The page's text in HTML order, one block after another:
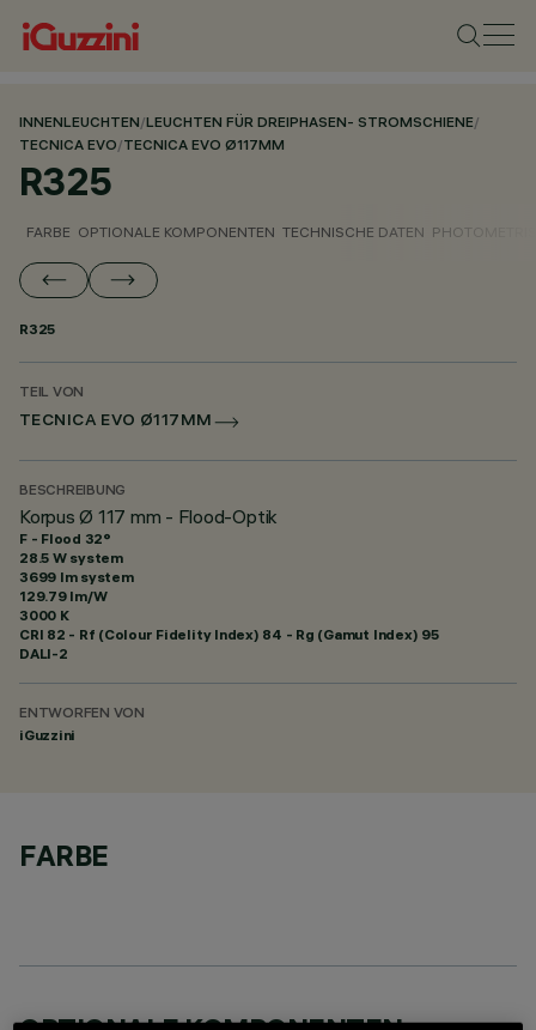
INNENLEUCHTEN/LEUCHTEN FÜR DREIPHASEN- STROMSCHIENE/
TECNICA EVO/TECNICA EVO Ø117MM
R325
FARBE OPTIONALE KOMPONENTEN TECHNISCHE DATEN
R325
TEIL VON
TECNICA EVO Ø117MM
BESCHREIBUNG
Korpus Ø 117 mm - Flood-Optik
F - Flood 32°
28.5 W system
3699 lm system
129.79 lm/W
3000 K
CRI 82 - Rf (Colour Fidelity Index) 84 - Rg (Gamut Index) 95
DALI-2
ENTWORFEN VON
iGuzzini
FARBE